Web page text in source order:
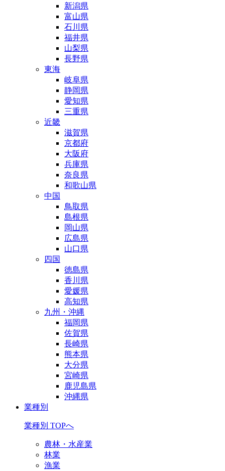
新潟県
富山県
石川県
福井県
山梨県
長野県
東海
岐阜県
静岡県
愛知県
三重県
近畿
滋賀県
京都府
大阪府
兵庫県
奈良県
和歌山県
中国
鳥取県
島根県
岡山県
広島県
山口県
四国
徳島県
香川県
愛媛県
高知県
九州・沖縄
福岡県
佐賀県
長崎県
熊本県
大分県
宮崎県
鹿児島県
沖縄県
業種別
業種別 TOPへ
農林・水産業
林業
漁業